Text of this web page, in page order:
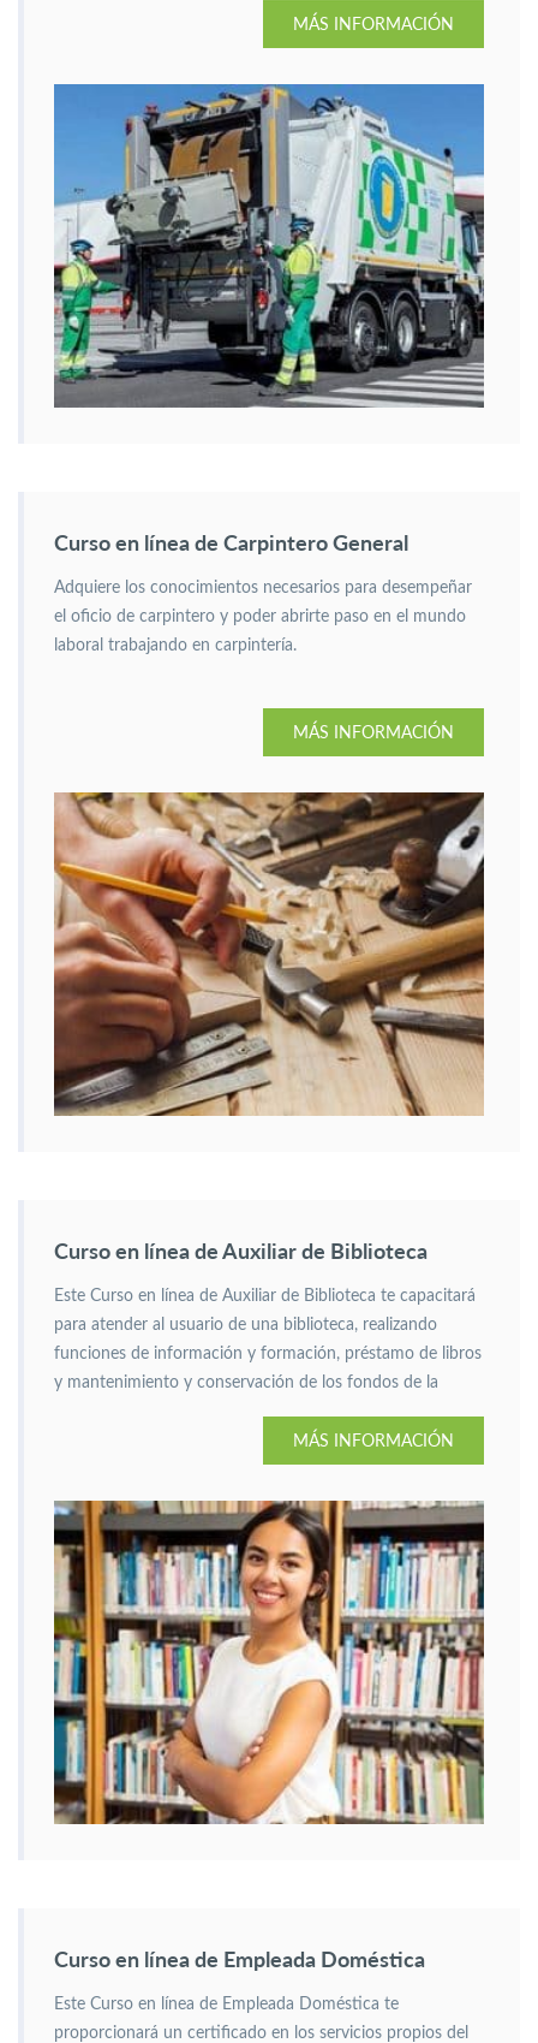
MÁS INFORMACIÓN
Curso en línea de Carpintero General
Adquiere los conocimientos necesarios para desempeñar
el oficio de carpintero y poder abrirte paso en el mundo
laboral trabajando en carpintería.
MÁS INFORMACIÓN
Curso en línea de Auxiliar de Biblioteca
Este Curso en línea de Auxiliar de Biblioteca te capacitará
para atender al usuario de una biblioteca, realizando
funciones de información y formación, préstamo de libros
y mantenimiento y conservación de los fondos de la
MÁS INFORMACIÓN
Curso en línea de Empleada Doméstica
Este Curso en línea de Empleada Doméstica te
proporcionará un certificado en los servicios propios del